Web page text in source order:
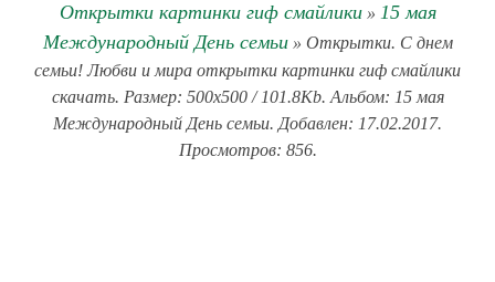
Открытки картинки гиф смайлики» 15 мая
Международный День семьи» Открытки. С днем
семьи! Любви и мира открытки картинки гиф смайлики
скачать. Размер: 500x500 / 101.8Kb. Альбом: 15 мая
Международный День семьи. Добавлен: 17.02.2017.
Просмотров: 856.